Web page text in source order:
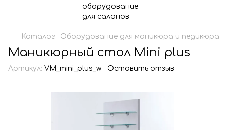
Каталог Оборудование для маникюра и педикюра
Маникюрный стол Mini plus
Артикул: VM_mini_plus_w Оставить отзыв